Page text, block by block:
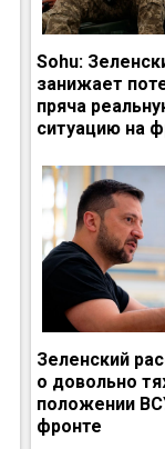
Sohu:
занижает
пряча
ситуацию на
Зеленский
о довольно
положении
фронте